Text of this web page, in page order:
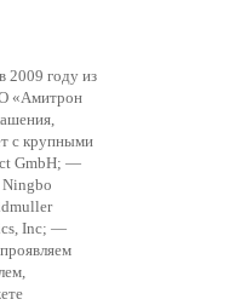
году из
«Амитрон
с крупными
GmbH; —
Inc; —